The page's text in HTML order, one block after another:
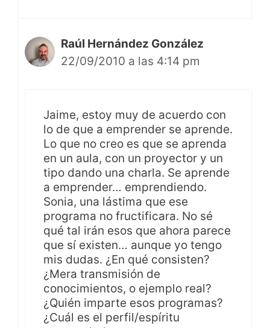
Raúl Hernández González
22/09/2010 a las 4:14 pm
Jaime, estoy muy de acuerdo con
lo de que a emprender se aprende.
Lo que no creo es que se aprenda
en un aula, con un proyector y un
tipo dando una charla. Se aprende
a emprender… emprendiendo.
Sonia, una lástima que ese
programa no fructificara. No sé
qué tal irán esos que ahora parece
que sí existen… aunque yo tengo
mis dudas. ¿En qué consisten?
¿Mera transmisión de
conocimientos, o ejemplo real?
¿Quién imparte esos programas?
¿Cuál es el perfil/espíritu